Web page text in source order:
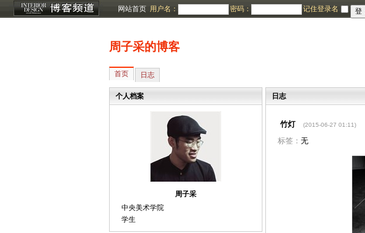
网站首页 用户名： 密码： 记住登录名
周子采的博客
首页 日志
个人档案
周子采
中央美术学院
学生
日志
竹灯 (2015-06-27 01:11)
标签： 无